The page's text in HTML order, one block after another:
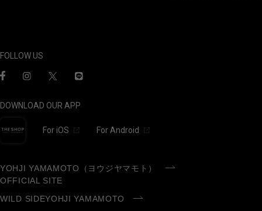
FOLLOW US
DOWNLOAD OUR APP
For iOS For Android
YOHJI YAMAMOTO（ヨウジヤマモト）
OFFICIAL SITE
WILD SIDEYOHJI YAMAMOTO